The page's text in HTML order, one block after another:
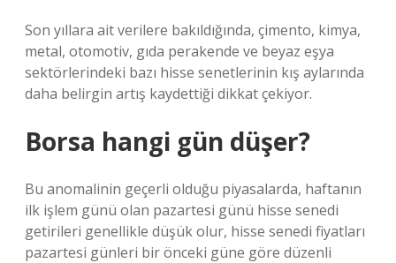
Son yıllara ait verilere bakıldığında, çimento, kimya,
metal, otomotiv, gıda perakende ve beyaz eşya
sektörlerindeki bazı hisse senetlerinin kış aylarında
daha belirgin artış kaydettiği dikkat çekiyor.
Borsa hangi gün düşer?
Bu anomalinin geçerli olduğu piyasalarda, haftanın
ilk işlem günü olan pazartesi günü hisse senedi
getirileri genellikle düşük olur, hisse senedi fiyatları
pazartesi günleri bir önceki güne göre düzenli